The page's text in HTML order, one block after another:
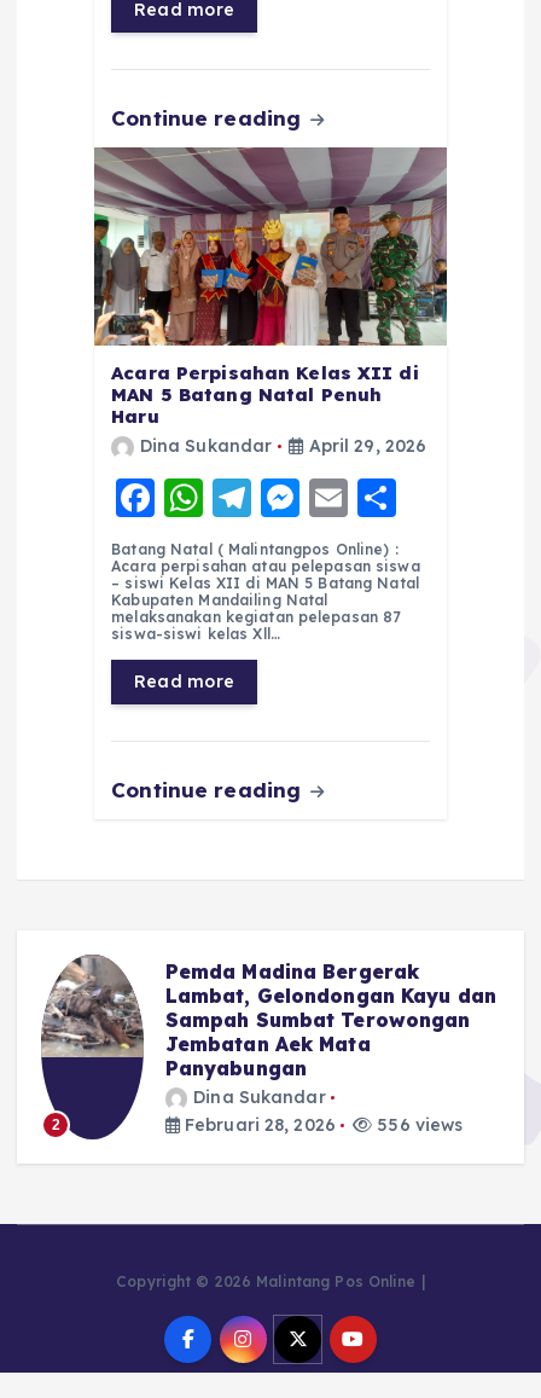
o
k
p m
Read more
Continue reading
Acara Perpisahan Kelas XII di
MAN 5 Batang Natal Penuh
Haru
Dina Sukandar April 29, 2026
F
a
c
e
b
o
o
W
h
a
ts
A
p
p
T
el
e
g
r
m
M
e
ss
e
er
E
m
ai
l
h
a
re
Batang Natal ( Malintangpos Online) :
Acara perpisahan atau pelepasan siswa
– siswi Kelas XII di MAN 5 Batang Natal
Kabupaten Mandailing Natal
melaksanakan kegiatan pelepasan 87
siswa-siswi kelas Xll…
Read more
Continue reading
2
Pemda Madina Bergerak
Lambat, Gelondongan Kayu dan
Sampah Sumbat Terowongan
Jembatan Aek Mata
Panyabungan
Dina Sukandar
Februari 28, 2026
556 views
Copyright © 2026 Malintang Pos Online |